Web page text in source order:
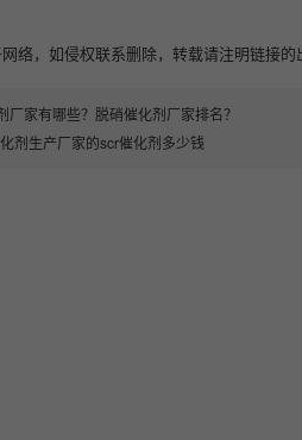
络，如侵权联系删除，转载请注明链接
厂家有哪些？脱硝催化剂厂家排名？
剂生产厂家的scr催化剂多少钱